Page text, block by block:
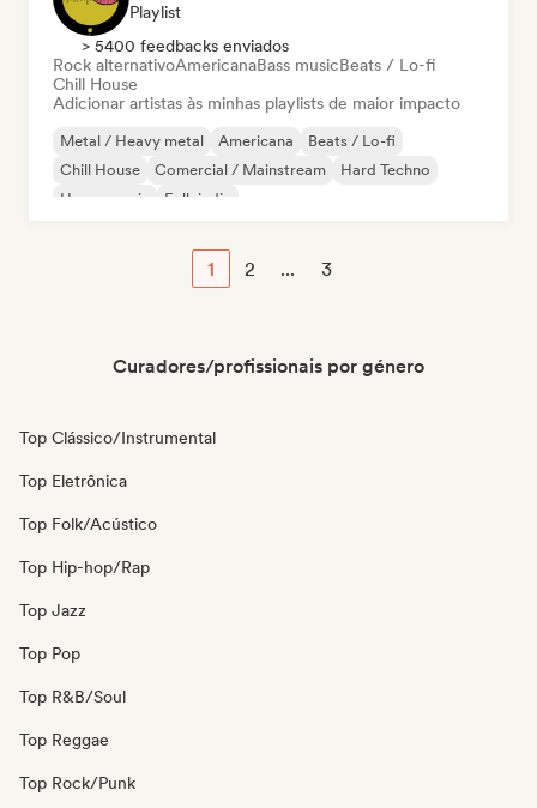
Playlist
> 5400 feedbacks enviados
Rock alternativoAmericanaBass musicBeats / Lo-fi
Chill House
Adicionar artistas às minhas playlists de maior impacto
Metal / Heavy metal Americana
Beats / Lo-fi
Chill House
Comercial / Mainstream
Hard Techno
House music
Folk indie
1 2 ... 3
Curadores/profissionais por género
Top Clássico/Instrumental
Top Eletrônica
Top Folk/Acústico
Top Hip-hop/Rap
Top Jazz
Top Pop
Top R&B/Soul
Top Reggae
Top Rock/Punk